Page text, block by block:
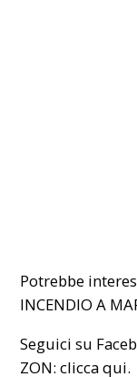
Potrebbe
INCENDIO A
Seguici su
ZON:clicca qui.